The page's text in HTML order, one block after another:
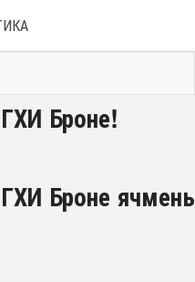
Броне!
Броне ячмень